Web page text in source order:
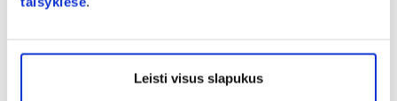
Leisti visus slapukus